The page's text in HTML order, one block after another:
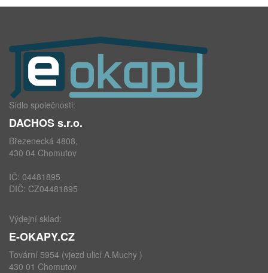
Sídlo společnosti:
DACHOS s.r.o.
Březenecká 4808,
430 04 Chomutov
IČ: 04481895
DIČ: CZ04481895
Výdejní sklad:
E-OKAPY.CZ
Tovární 5954 (vjezd ulicí A.Muchy )
430 01 Chomutov